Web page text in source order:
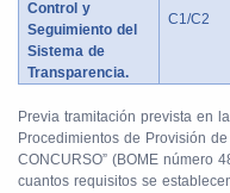
Control y
Seguimiento del
Sistema de
Transparencia.
C1/C2
Previa tramitación prevista en
Procedimientos de Provisión
CONCURSO” (BOME número
cuantos requisitos se